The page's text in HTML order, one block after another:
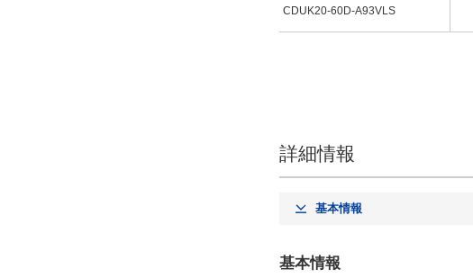
CDUK20-60D-A93VLS
詳細情報
基本情報
基本情報